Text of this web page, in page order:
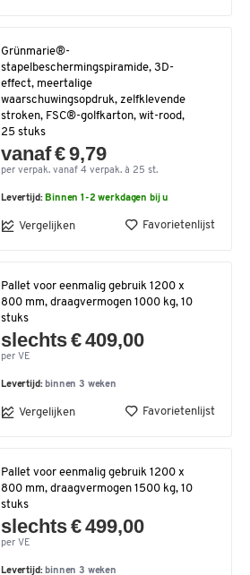
Grünmarie®-
stapelbeschermingspiramide, 3D-
effect, meertalige
waarschuwingsopdruk, zelfklevende
stroken, FSC®-golfkarton, wit-rood,
25 stuks
vanaf € 9,79
per verpak. vanaf 4 verpak. à 25 st.
Levertijd: Binnen 1-2 werkdagen bij u
Vergelijken Favorietenlijst
Pallet voor eenmalig gebruik 1200 x
800 mm, draagvermogen 1000 kg, 10
stuks
slechts € 409,00
per VE
Levertijd: binnen 3 weken
Vergelijken Favorietenlijst
Pallet voor eenmalig gebruik 1200 x
800 mm, draagvermogen 1500 kg, 10
stuks
slechts € 499,00
per VE
Levertijd: binnen 3 weken